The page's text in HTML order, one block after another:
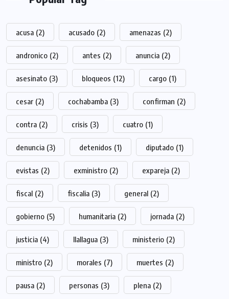
acusa (2) acusado (2) amenazas (2)
andronico (2) antes (2) anuncia (2)
asesinato (3) bloqueos (12) cargo (1)
cesar (2) cochabamba (3) confirman (2)
contra (2) crisis (3) cuatro (1)
denuncia (3) detenidos (1) diputado (1)
evistas (2) exministro (2) expareja (2)
fiscal (2) fiscalia (3) general (2)
gobierno (5) humanitaria (2) jornada (2)
justicia (4) llallagua (3) ministerio (2)
ministro (2) morales (7) muertes (2)
pausa (2) personas (3) plena (2)